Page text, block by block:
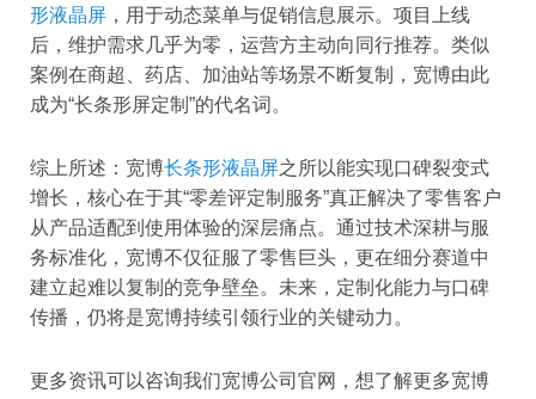
形液晶屏 ，用于动态菜单与促销信息展示。项目上线
后，维护需求几乎为零，运营方主动向同行推荐。类似
案例在商超、药店、加油站等场景不断复制，宽博由此
成为“长条形屏定制”的代名词。
综上所述：宽博长条形液晶屏之所以能实现口碑裂变式
增长，核心在于其“零差评定制服务”真正解决了零售客户
从产品适配到使用体验的深层痛点。通过技术深耕与服
务标准化，宽博不仅征服了零售巨头，更在细分赛道中
建立起难以复制的竞争壁垒。未来，定制化能力与口碑
传播，仍将是宽博持续引领行业的关键动力。
更多资讯可以咨询我们宽博公司官网，想了解更多宽博